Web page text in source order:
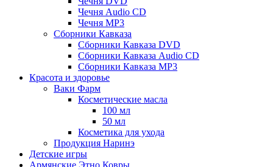
Чечня Audio CD
Чечня MP3
Сборники Кавказа
Сборники Кавказа DVD
Сборники Кавказа Audio CD
Сборники Кавказа MP3
Красота и здоровье
Ваки Фарм
Косметические масла
100 мл
50 мл
Косметика для ухода
Продукция Наринэ
Детские игры
Армянские Этно Ковры